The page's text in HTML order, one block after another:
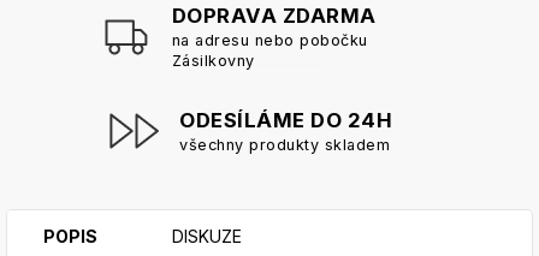
DOPRAVA ZDARMA
na adresu nebo pobočku
Zásilkovny
ODESÍLÁME DO 24H
všechny produkty skladem
POPIS DISKUZE